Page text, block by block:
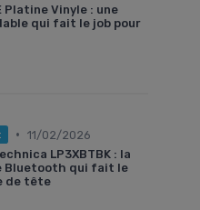
Platine Vinyle : une
qui fait le job pour
• 11/02/2026
LP3XBTBK : la
Bluetooth qui fait le
de tête